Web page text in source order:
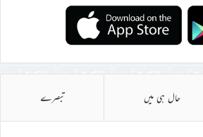
حال ہی میں تبصرے